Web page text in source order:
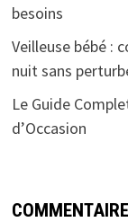
besoins
Veilleuse bébé :
nuit sans
Le Guide
d’Occasion